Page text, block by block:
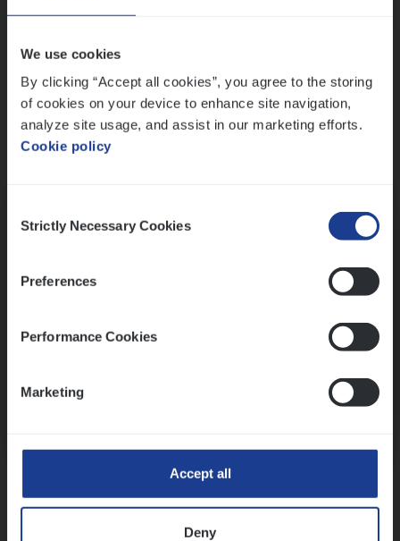
We use cookies
By clicking “Accept all cookies”, you agree to the storing
of cookies on your device to enhance site navigation,
analyze site usage, and assist in our marketing efforts.
Cookie policy
Selection
Strictly Necessary Cookies
Preferences
Performance Cookies
Marketing
Accept all
Deny